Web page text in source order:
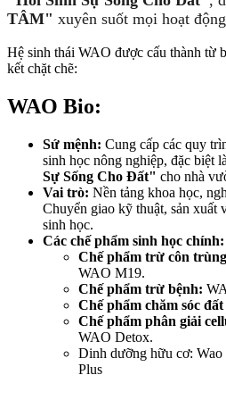
TÂM" xuyên suốt mọi hoạt
Hệ sinh thái WAO được cấu thành từ
kết chặt chẽ:
WAO Bio:
Sứ mệnh: Cung cấp các quy
sinh học nông nghiệp, đặc biệt
Sự Sống Cho Đất" cho nhà
Vai trò: Nền tảng khoa học,
Chuyển giao kỹ thuật, sản xuất
sinh học.
Các chế phẩm sinh học chính:
Chế phẩm trừ côn
WAO M19.
Chế phẩm trừ bệnh:
Chế phẩm chăm sóc
Chế phẩm phân giải
WAO Detox.
Dinh dưỡng hữu cơ:
Plus